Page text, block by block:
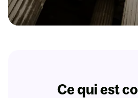
ne couvre pas !Ce qui est